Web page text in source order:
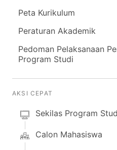
Peta Kurikulum
Peraturan Akademik
Pedoman Pelaksanaan
Program Studi
AKSI CEPAT
Sekilas Program
Calon Mahasiswa